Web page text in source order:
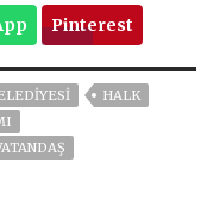
Pinterest
HALK